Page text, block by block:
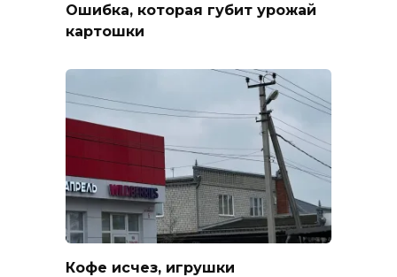
Ошибка, которая губит урожай
картошки
Кофе исчез, игрушки